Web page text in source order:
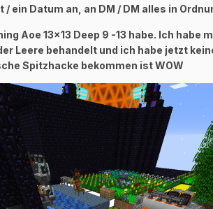
/ ein Datum an, an DM / DM alles in
Aoe 13x13 Deep 9 -13 habe. Ich habe
Leere behandelt und ich habe jetzt
Spitzhacke bekommen ist WOW